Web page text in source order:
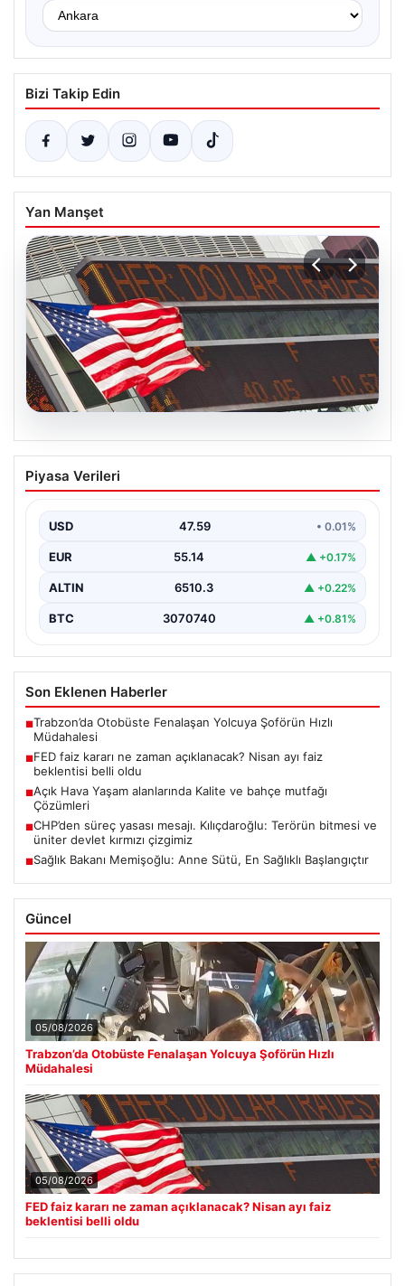
Bizi Takip Edin
Yan Manşet
05.08.2026
FED faiz kararı ne zaman açıklanacak?
Nisan ayı faiz beklentisi belli oldu
Piyasa Verileri
USD 47.59 • 0.01%
EUR 55.14 ▲ +0.17%
ALTIN 6510.3 ▲ +0.22%
BTC 3070740 ▲ +0.81%
Son Eklenen Haberler
■Trabzon’da Otobüste Fenalaşan Yolcuya Şoförün Hızlı
Müdahalesi
■FED faiz kararı ne zaman açıklanacak? Nisan ayı faiz
beklentisi belli oldu
■Açık Hava Yaşam alanlarında Kalite ve bahçe mutfağı
Çözümleri
■CHP’den süreç yasası mesajı. Kılıçdaroğlu: Terörün bitmesi ve
üniter devlet kırmızı çizgimiz
■Sağlık Bakanı Memişoğlu: Anne Sütü, En Sağlıklı Başlangıçtır
Güncel
05/08/2026
Trabzon’da Otobüste Fenalaşan Yolcuya Şoförün Hızlı
Müdahalesi
05/08/2026
FED faiz kararı ne zaman açıklanacak? Nisan ayı faiz
beklentisi belli oldu